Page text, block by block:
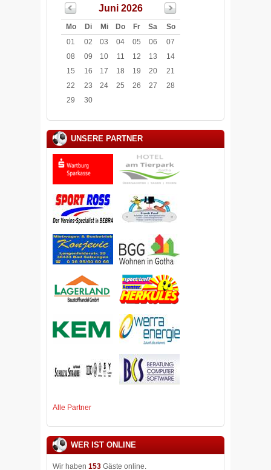
Juni 2026
Mo Di Mi Do Fr Sa
So
01
02 03 04 05 06
07
08
09 10 11 12 13
14
15
16 17 18 19 20
21
22
23 24 25 26 27
28
29
30
UNSERE PARTNER
Alle Partner
WER IST ONLINE
Wir haben 153 Gäste online.